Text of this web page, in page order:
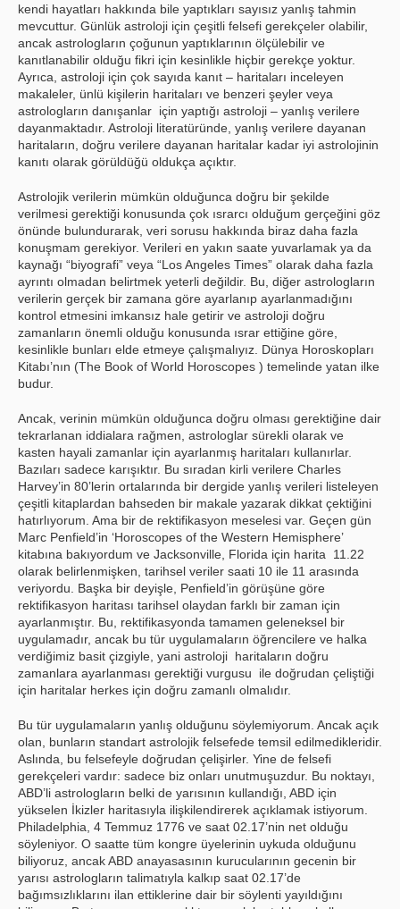
kendi hayatları hakkında bile yaptıkları sayısız yanlış tahmin
mevcuttur. Günlük astroloji için çeşitli felsefi gerekçeler olabilir,
ancak astrologların çoğunun yaptıklarının ölçülebilir ve
kanıtlanabilir olduğu fikri için kesinlikle hiçbir gerekçe yoktur.
Ayrıca, astroloji için çok sayıda kanıt – haritaları inceleyen
makaleler, ünlü kişilerin haritaları ve benzeri şeyler veya
astrologların danışanlar için yaptığı astroloji – yanlış verilere
dayanmaktadır. Astroloji literatüründe, yanlış verilere dayanan
haritaların, doğru verilere dayanan haritalar kadar iyi astrolojinin
kanıtı olarak görüldüğü oldukça açıktır.
Astrolojik verilerin mümkün olduğunca doğru bir şekilde
verilmesi gerektiği konusunda çok ısrarcı olduğum gerçeğini göz
önünde bulundurarak, veri sorusu hakkında biraz daha fazla
konuşmam gerekiyor. Verileri en yakın saate yuvarlamak ya da
kaynağı “biyografi” veya “Los Angeles Times” olarak daha fazla
ayrıntı olmadan belirtmek yeterli değildir. Bu, diğer astrologların
verilerin gerçek bir zamana göre ayarlanıp ayarlanmadığını
kontrol etmesini imkansız hale getirir ve astroloji doğru
zamanların önemli olduğu konusunda ısrar ettiğine göre,
kesinlikle bunları elde etmeye çalışmalıyız. Dünya Horoskopları
Kitabı’nın (The Book of World Horoscopes ) temelinde yatan ilke
budur.
Ancak, verinin mümkün olduğunca doğru olması gerektiğine dair
tekrarlanan iddialara rağmen, astrologlar sürekli olarak ve
kasten hayali zamanlar için ayarlanmış haritaları kullanırlar.
Bazıları sadece karışıktır. Bu sıradan kirli verilere Charles
Harvey’in 80’lerin ortalarında bir dergide yanlış verileri listeleyen
çeşitli kitaplardan bahseden bir makale yazarak dikkat çektiğini
hatırlıyorum. Ama bir de rektifikasyon meselesi var. Geçen gün
Marc Penfield’in ‘Horoscopes of the Western Hemisphere’
kitabına bakıyordum ve Jacksonville, Florida için harita 11.22
olarak belirlenmişken, tarihsel veriler saati 10 ile 11 arasında
veriyordu. Başka bir deyişle, Penfield’in görüşüne göre
rektifikasyon haritası tarihsel olaydan farklı bir zaman için
ayarlanmıştır. Bu, rektifikasyonda tamamen geleneksel bir
uygulamadır, ancak bu tür uygulamaların öğrencilere ve halka
verdiğimiz basit çizgiyle, yani astroloji haritaların doğru
zamanlara ayarlanması gerektiği vurgusu ile doğrudan çeliştiği
için haritalar herkes için doğru zamanlı olmalıdır.
Bu tür uygulamaların yanlış olduğunu söylemiyorum. Ancak açık
olan, bunların standart astrolojik felsefede temsil edilmedikleridir.
Aslında, bu felsefeyle doğrudan çelişirler. Yine de felsefi
gerekçeleri vardır: sadece biz onları unutmuşuzdur. Bu noktayı,
ABD’li astrologların belki de yarısının kullandığı, ABD için
yükselen İkizler haritasıyla ilişkilendirerek açıklamak istiyorum.
Philadelphia, 4 Temmuz 1776 ve saat 02.17’nin net olduğu
söyleniyor. O saatte tüm kongre üyelerinin uykuda olduğunu
biliyoruz, ancak ABD anayasasının kurucularının gecenin bir
yarısı astrologların talimatıyla kalkıp saat 02.17’de
bağımsızlıklarını ilan ettiklerine dair bir söylenti yayıldığını